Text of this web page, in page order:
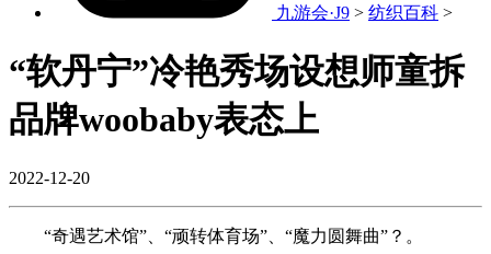
九游会·J9 > 纺织百科 >
“软丹宁”冷艳秀场设想师童拆
品牌woobaby表态上
2022-12-20
“奇遇艺术馆”、“顽转体育场”、“魔力圆舞曲”？。